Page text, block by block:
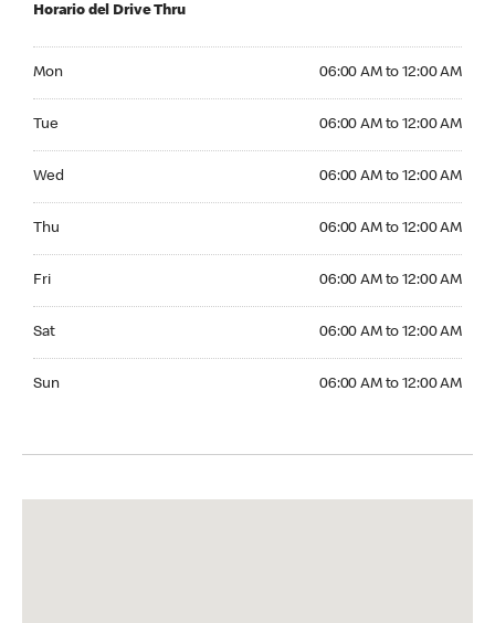
Horario del Drive Thru
Mon 06:00 AM to 12:00 AM
Tue 06:00 AM to 12:00 AM
Wed 06:00 AM to 12:00 AM
Thu 06:00 AM to 12:00 AM
Fri 06:00 AM to 12:00 AM
Sat 06:00 AM to 12:00 AM
Sun 06:00 AM to 12:00 AM